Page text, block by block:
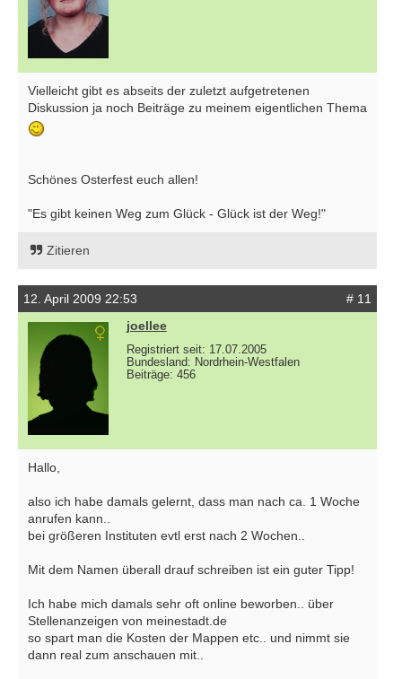
Vielleicht gibt es abseits der zuletzt aufgetretenen
Diskussion ja noch Beiträge zu meinem eigentlichen Thema
Schönes Osterfest euch allen!
"Es gibt keinen Weg zum Glück - Glück ist der Weg!"
Zitieren
12. April 2009 22:53
# 11
joellee
Registriert seit: 17.07.2005
Bundesland: Nordrhein-Westfalen
Beiträge: 456
Hallo,
also ich habe damals gelernt, dass man nach ca. 1 Woche
anrufen kann..
bei größeren Instituten evtl erst nach 2 Wochen..
Mit dem Namen überall drauf schreiben ist ein guter Tipp!
Ich habe mich damals sehr oft online beworben.. über
Stellenanzeigen von meinestadt.de
so spart man die Kosten der Mappen etc.. und nimmt sie
dann real zum anschauen mit..